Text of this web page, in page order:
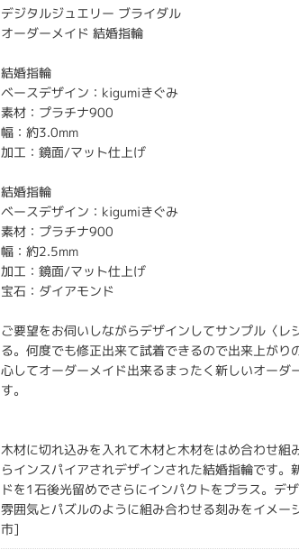
デジタルジュエリー ブライダル
オーダーメイド 結婚指輪
結婚指輪
ベースデザイン：kigumiきぐみ
素材：プラチナ900
幅：約3.0mm
加工：鏡面/マット仕上げ
結婚指輪
ベースデザイン：kigumiきぐみ
素材：プラチナ900
幅：約2.5mm
加工：鏡面/マット仕上げ
宝石：ダイアモンド
ご要望をお伺いしながらデザインしてサンプル〈レ
る。何度でも修正出来て試着できるので出来上がり
心してオーダーメイド出来るまったく新しいオーダ
す。
木材に切れ込みを入れて木材と木材をはめ合わせ組
らインスパイアされデザインされた結婚指輪です。
ドを1石後光留めでさらにインパクトをプラス。デ
雰囲気とパズルのように組み合わせる刻みをイメー
市]